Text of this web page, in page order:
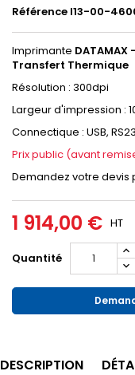
Référence I13-00-
Imprimante DATAMAX
Transfert Thermique
Résolution : 300dpi
Largeur d'impression :
Connectique : USB,
Prix public (avant
Demandez votre devis
1 914,00 € HT
Quantité
DESCRIPTION